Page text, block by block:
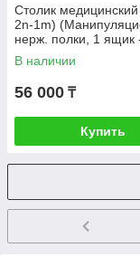
Столик
2n-1m)
нерж. полки, 1 ящик
металл) С замком
В наличии
56 000 ₸
Купить